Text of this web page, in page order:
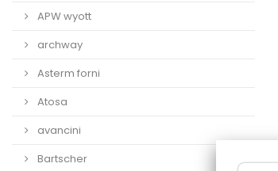
APW wyott
archway
Asterm forni
Atosa
avancini
Bartscher